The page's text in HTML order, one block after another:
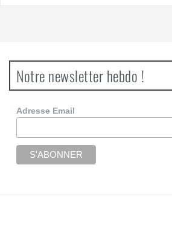
Notre newsletter hebdo !
Adresse Email